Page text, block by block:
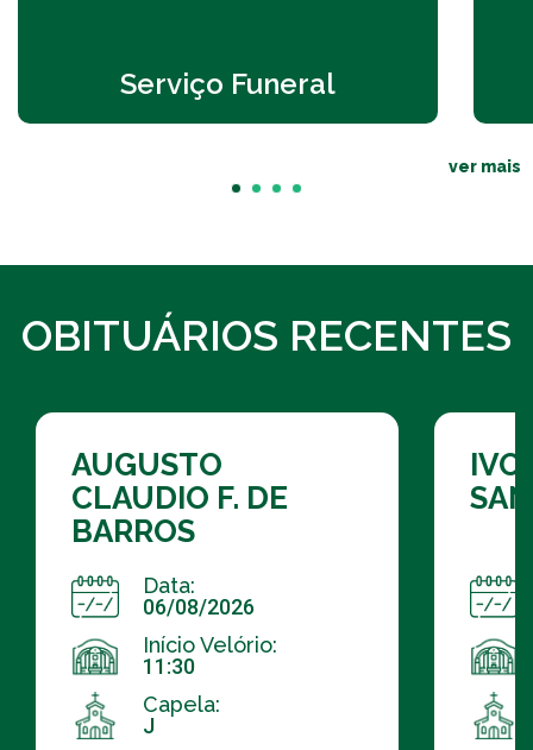
Serviço Funeral
ver mais
OBITUÁRIOS RECENTES
AUGUSTO
CLAUDIO F. DE
BARROS
Data:
06/08/2026
Início Velório:
11:30
Capela:
J